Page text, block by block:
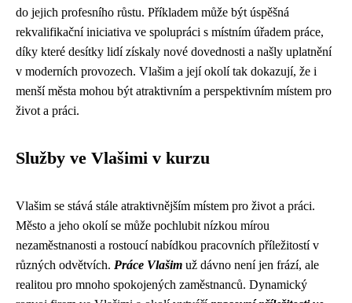
do jejich profesního růstu. Příkladem může být úspěšná
rekvalifikační iniciativa ve spolupráci s místním úřadem práce,
díky které desítky lidí získaly nové dovednosti a našly uplatnění
v moderních provozech. Vlašim a její okolí tak dokazují, že i
menší města mohou být atraktivním a perspektivním místem pro
život a práci.
Služby ve Vlašimi v kurzu
Vlašim se stává stále atraktivnějším místem pro život a práci.
Město a jeho okolí se může pochlubit nízkou mírou
nezaměstnanosti a rostoucí nabídkou pracovních příležitostí v
různých odvětvích. Práce Vlašim už dávno není jen frází, ale
realitou pro mnoho spokojených zaměstnanců. Dynamický